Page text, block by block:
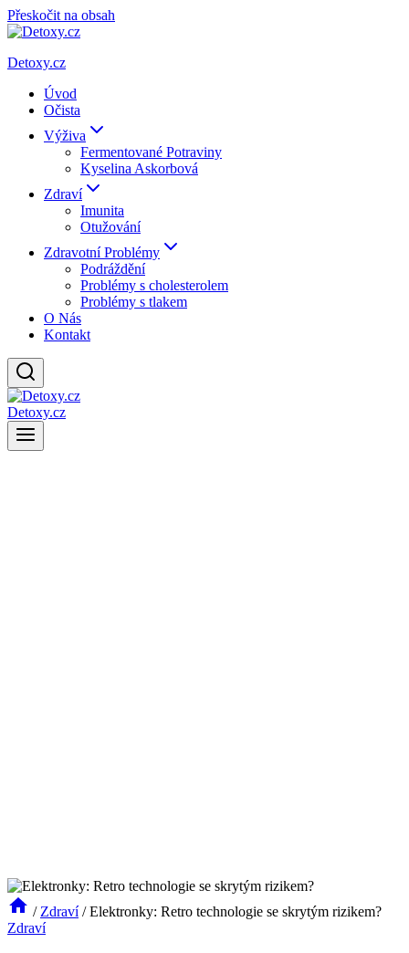
Přeskočit na obsah
Detoxy.cz
Úvod
Očista
Výživa
Fermentované Potraviny
Kyselina Askorbová
Zdraví
Imunita
Otužování
Zdravotní Problémy
Podráždění
Problémy s cholesterolem
Problémy s tlakem
O Nás
Kontakt
Detoxy.cz
/ Zdraví / Elektronky: Retro technologie se skrytým rizikem?
Zdraví